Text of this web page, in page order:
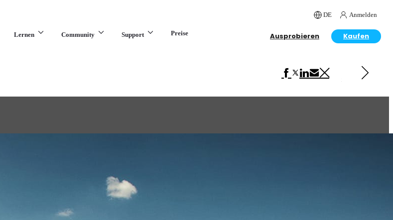
DE Anmelden
Lernen Community Support Preise Ausprobieren Kaufen
Yacht